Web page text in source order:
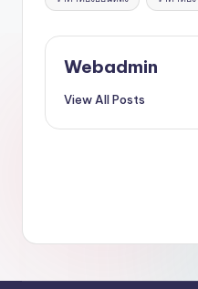
Webadmin
View All Posts